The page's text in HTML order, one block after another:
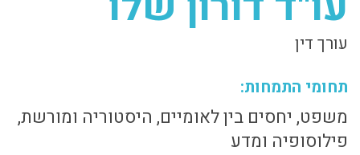
עורך דין
תחומי התמחות:
משפט, יחסים בין לאומיים, היסטוריה ומורשת,
פילוסופיה ומדע